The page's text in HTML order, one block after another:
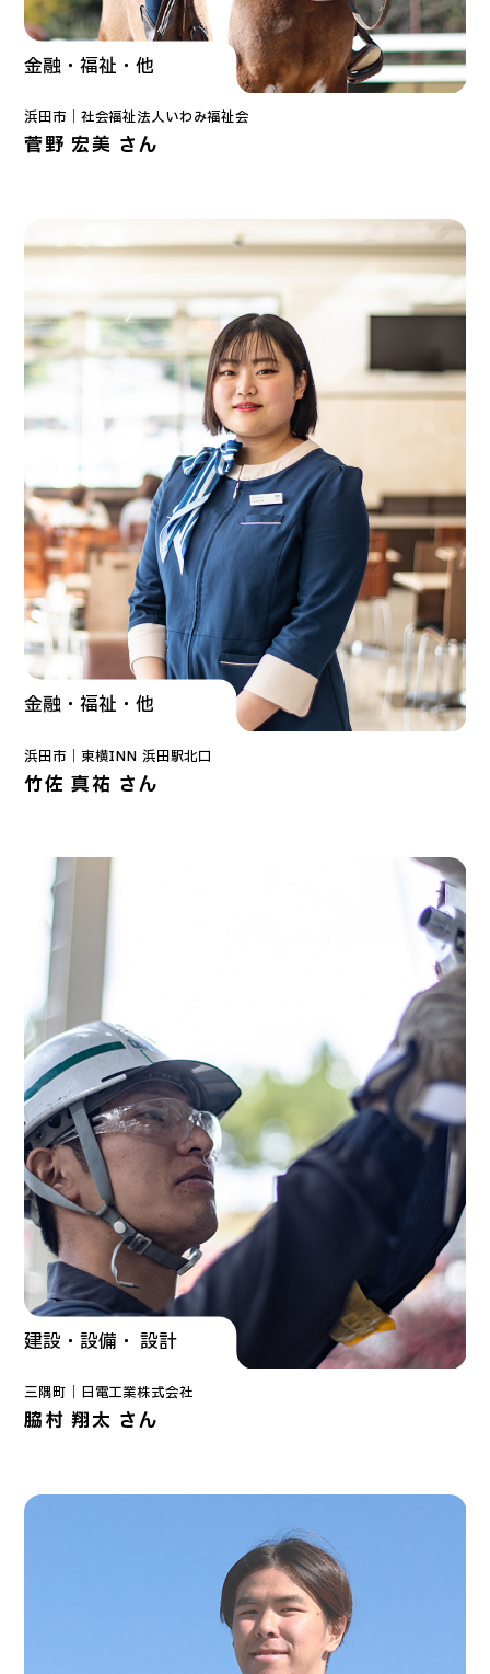
金融・福祉・他
浜田市｜ 社会福祉法人いわみ福祉会
菅野 宏美 さん
金融・福祉・他
浜田市｜ 東横INN 浜田駅北口
竹佐 真祐 さん
建設・設備・ 設計
三隅町｜ 日電工業株式会社
脇村 翔太 さん